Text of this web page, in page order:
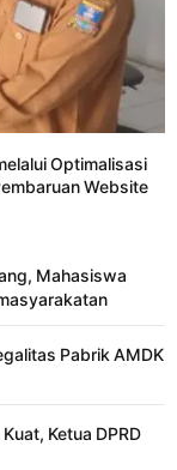
Optimalisasi
Website
Mahasiswa
Pabrik AMDK
Ketua DPRD